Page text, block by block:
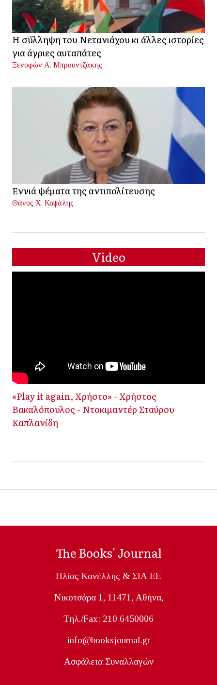
Η σύλληψη του Νετανιάχου κι άλλες ιστορίες
για άγριες αυταπάτες
Ξενοφών Α. Μπρουντζάκης
Εννιά ψέματα της αντιπολίτευσης
Θάνος Χ. Καψάλης
Video
«Play it again, Χρήστο» - Χρήστος
Βακαλόπουλος - Ντοκιμαντέρ Σταύρου
Καπλανίδη
The Books' Journal
Ηλίας Κανέλλης & ΣΙΑ ΕΕ
Nικοτσάρα 1, 11471, Aθήνα,
Tηλ./Fax: 210 6450006
info@booksjournal.gr
Ασφάλεια Συναλλαγών